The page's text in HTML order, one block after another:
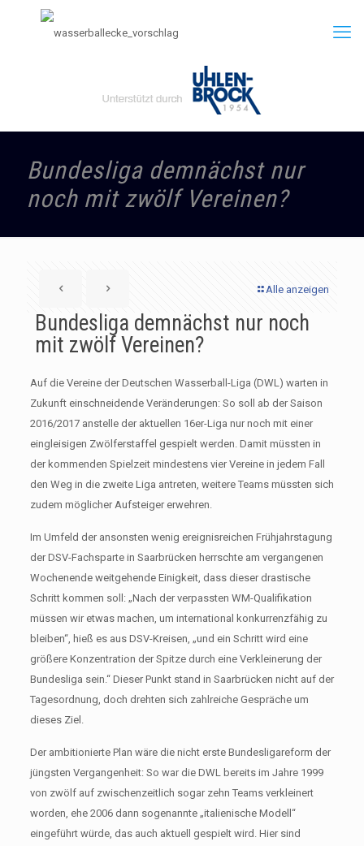
Bundesliga demnächst nur
noch mit zwölf Vereinen?
Alle anzeigen
Bundesliga demnächst nur noch
mit zwölf Vereinen?
Auf die Vereine der Deutschen Wasserball-Liga (DWL) warten in
Zukunft einschneidende Veränderungen: So soll ab der Saison
2016/2017 anstelle der aktuellen 16er-Liga nur noch mit einer
eingleisigen Zwölferstaffel gespielt werden. Damit müssten in
der kommenden Spielzeit mindestens vier Vereine in jedem Fall
den Weg in die zweite Liga antreten, weitere Teams müssten sich
zudem möglicher Aufsteiger erwehren.
Im Umfeld der ansonsten wenig ereignisreichen Frühjahrstagung
der DSV-Fachsparte in Saarbrücken herrschte am vergangenen
Wochenende weitgehende Einigkeit, dass dieser drastische
Schritt kommen soll: „Nach der verpassten WM-Qualifikation
müssen wir etwas machen, um international konkurrenzfähig zu
bleiben“, hieß es aus DSV-Kreisen, „und ein Schritt wird eine
größere Konzentration der Spitze durch eine Verkleinerung der
Bundesliga sein.“ Dieser Punkt stand in Saarbrücken nicht auf der
Tagesordnung, doch drehten sich zahlreiche Gespräche um
dieses Ziel.
Der ambitionierte Plan wäre die nicht erste Bundesligareform der
jüngsten Vergangenheit: So war die DWL bereits im Jahre 1999
von zwölf auf zwischenzeitlich sogar zehn Teams verkleinert
worden, ehe 2006 dann sogenannte „italienische Modell“
eingeführt würde, das auch aktuell gespielt wird. Hier sind